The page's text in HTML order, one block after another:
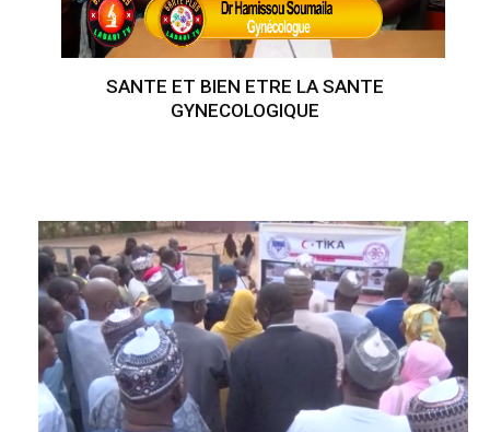
SANTE ET BIEN ETRE LA SANTE
GYNECOLOGIQUE